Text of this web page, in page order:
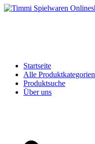
Skip
Startseite
Alle Produktkategorien
Produktsuche
Über uns